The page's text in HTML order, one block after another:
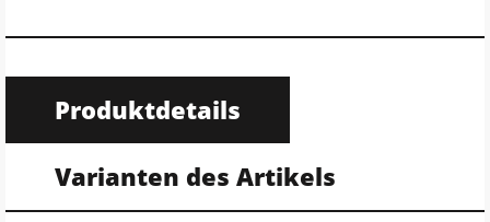
Produktdetails
Varianten des Artikels